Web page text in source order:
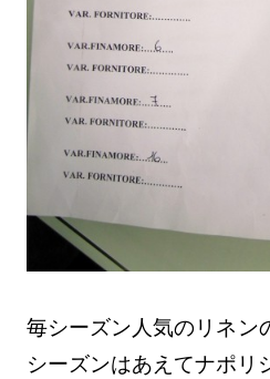
毎シーズン人気のリネン
シーズンはあえてナポリ